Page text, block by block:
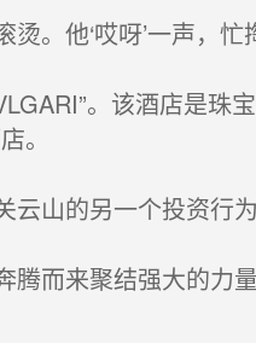
他‘哎呀’一声，忙
。该酒店是珠
。
山的另一个投资行为
而来聚结强大的力量